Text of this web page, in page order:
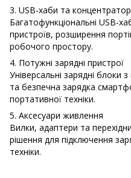
3. USB-хаби та
Багатофункціональні USB-
пристроїв, розширення
робочого простору.
4. Потужні зарядні пристрої
Універсальні зарядні
та безпечна зарядка
портативної техніки.
5. Аксесуари живлення
Вилки, адаптери та
рішення для підключення
техніки.